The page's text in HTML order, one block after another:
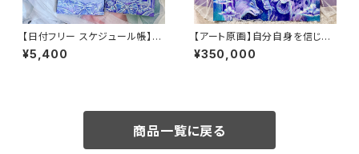
【日付フリー スケジュール帳】D
REAMY NOTE2冊(うさぎ&オ
オカミセット)
¥5,400
【アート原画】自分自身を信じ
る ライオン 動物 F30サイ
ズ 手描き 1点もの
¥350,000
商品一覧に戻る